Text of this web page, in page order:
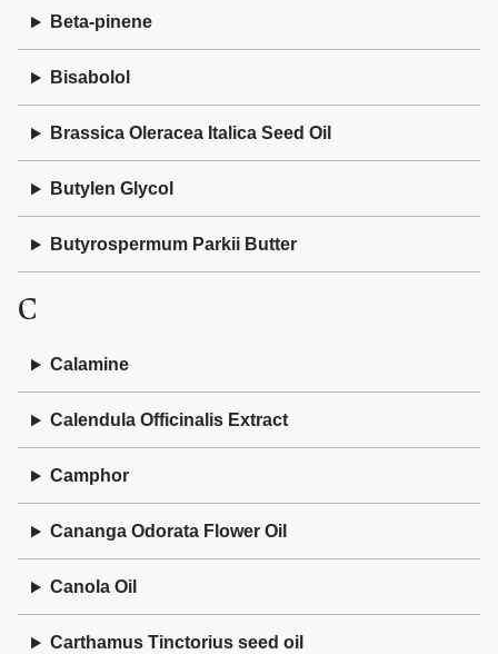
Beta-pinene
Bisabolol
Brassica Oleracea Italica Seed Oil
Butylen Glycol
Butyrospermum Parkii Butter
C
Calamine
Calendula Officinalis Extract
Camphor
Cananga Odorata Flower Oil
Canola Oil
Carthamus Tinctorius seed oil